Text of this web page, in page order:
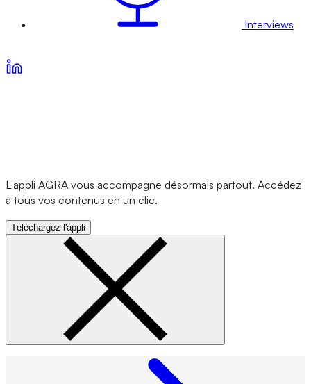
Interviews
L'appli AGRA vous accompagne désormais partout. Accédez
à tous vos contenus en un clic.
Téléchargez l'appli